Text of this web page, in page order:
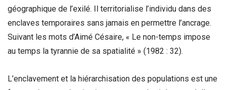
géographique de l’exilé. Il territorialise l’individu dans des
enclaves temporaires sans jamais en permettre l’ancrage.
Suivant les mots d’Aimé Césaire, « Le non-temps impose
au temps la tyrannie de sa spatialité » (1982 : 32).
L’enclavement et la hiérarchisation des populations est une